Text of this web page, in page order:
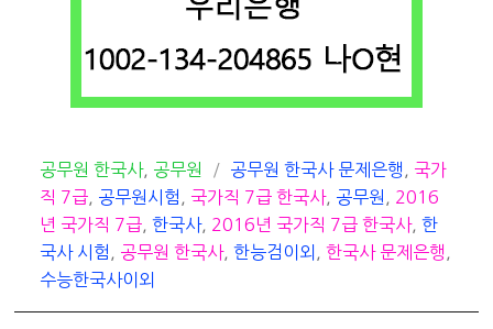
카
테
고
리
공무원 한국사, 공무원
태
그
공무원 한국사 문제은행
국가
직 7급
공무원시험 국가직 7급 한국사, 공무원
2016
년 국가직 7급 ,한국사, 2016년 국가직 7급 한국사,한
국사 시험
공무원 한국사,한능검이외 ,한국사 문제은행
수능한국사이외